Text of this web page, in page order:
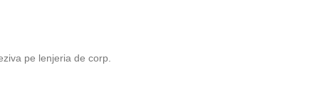
pe lenjeria de corp.